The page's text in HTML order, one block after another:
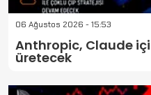
06 Ağustos 2026 - 15:53
Anthropic, Claude
üretecek